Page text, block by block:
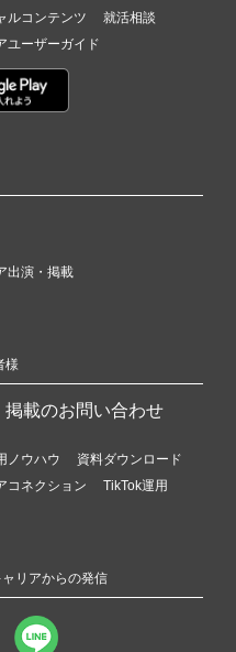
ルコンテンツ
就活相談
ユーザーガイド
出演・掲載
様
掲載のお問い合わせ
ノウハウ
資料ダウンロード
コネクション
TikTok運用
リアからの発信